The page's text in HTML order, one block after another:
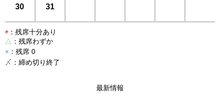
30 31
◉ ：残席十分あり
△ ：残席わずか
× ：残席 0
〆 ：締め切り終了
最新情報